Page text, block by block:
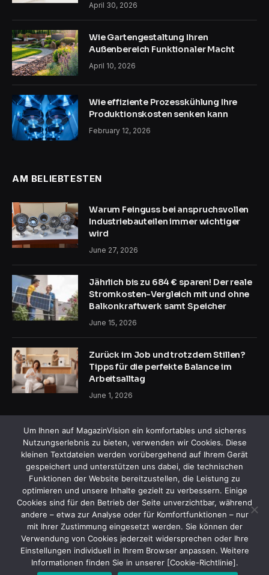
April 30, 2026
Wie Gartengestaltung Ihren
Außenbereich Funktionaler Macht
April 10, 2026
Wie effiziente Prozesskühlung Ihre
Produktionskosten senken kann
February 12, 2026
AM BELIEBTESTEN
Warum Feinguss bei anspruchsvollen
Industriebauteilen immer wichtiger
wird
June 27, 2026
Jährlich bis zu 684 € sparen! Der reale
Stromkosten-Vergleich mit und ohne
Balkonkraftwerk samt Speicher
June 15, 2026
Zurück im Job und trotzdem Stillen?
Tipps für die perfekte Balance im
Arbeitsalltag
June 1, 2026
Facebook
X
(Twitter)
InstagramPinterest
HEIM ÜBER UNS
KONTAKTIEREN SIE UNS
ALLGEMEINE GESCHÄFTSBEDINGUNGEN
HAFTUNGSAUSSCHLUSS
DATENSCHUTZERKLÄRUNG
Um Ihnen auf MagazinVision ein komfortables und sicheres
Nutzungserlebnis zu bieten, verwenden wir Cookies. Diese
kleinen Textdateien werden vorübergehend auf Ihrem Gerät
gespeichert und unterstützen uns dabei, die technischen
Funktionen der Website bereitzustellen, die Leistung zu
optimieren und unsere Inhalte gezielt zu verbessern. Einige
Cookies sind für den Betrieb der Seite unverzichtbar, während
andere – etwa zur Analyse oder für Komfortfunktionen – nur
mit Ihrer Zustimmung eingesetzt werden. Sie können der
Verwendung von Cookies jederzeit widersprechen oder Ihre
Einstellungen individuell in Ihrem Browser anpassen. Weitere
Informationen finden Sie in unserer [Cookie-Richtlinie].